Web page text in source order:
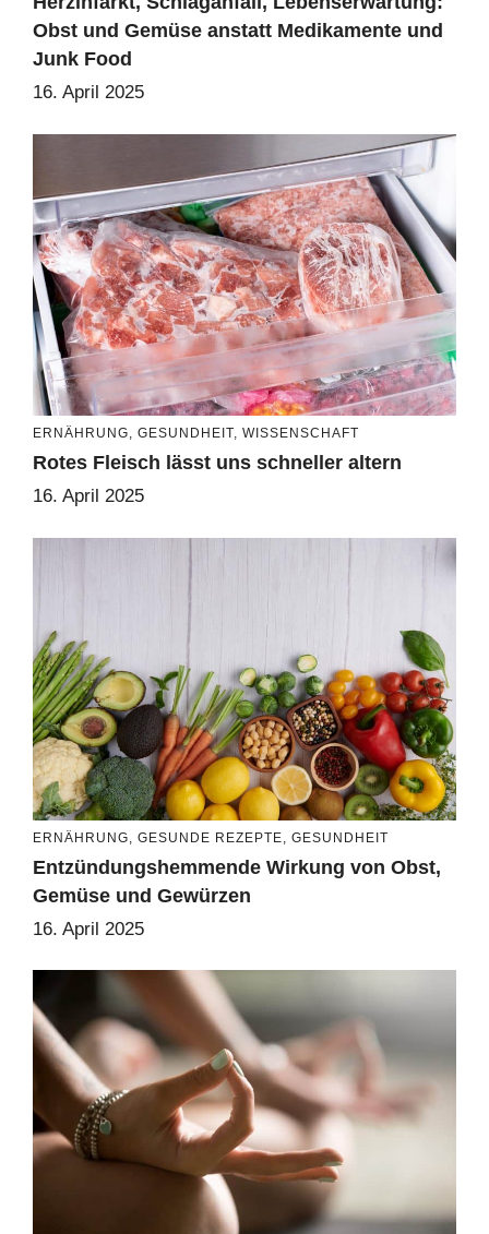
Obst und Gemüse anstatt Medikamente und
Junk Food
16. April 2025
ERNÄHRUNG, GESUNDHEIT, WISSENSCHAFT
Rotes Fleisch lässt uns schneller altern
16. April 2025
ERNÄHRUNG GESUNDE REZEPTE GESUNDHEIT
Entzündungshemmende Wirkung von Obst,
Gemüse und Gewürzen
16. April 2025